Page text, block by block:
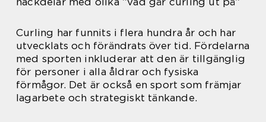
Curling har funnits i flera hundra år och har
utvecklats och förändrats över tid. Fördelarna
med sporten inkluderar att den är tillgänglig
för personer i alla åldrar och fysiska
förmågor. Det är också en sport som främjar
lagarbete och strategiskt tänkande.